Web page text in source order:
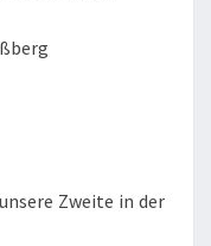
Zweite in der